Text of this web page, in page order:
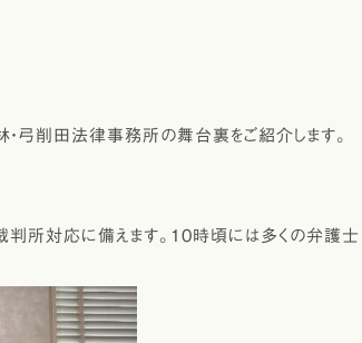
弓削田法律事務所の舞台裏をご紹介します。
所対応に備えます。10時頃には多くの弁護士